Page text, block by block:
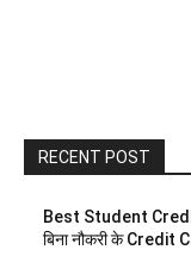
RECENT POST
Best Student
बिना नौकरी के Credit